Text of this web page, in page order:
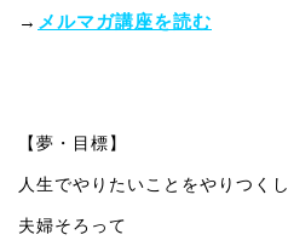
→ メルマガ講座を読む
【夢・目標】
人生でやりたいことをやりつくし
夫婦そろって